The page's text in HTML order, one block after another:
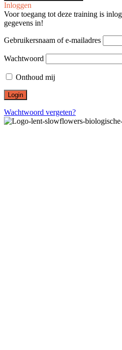
Inloggen
Voor toegang tot deze training is
gegevens in!
Gebruikersnaam of e-mailadres
Wachtwoord
Onthoud mij
Wachtwoord vergeten?